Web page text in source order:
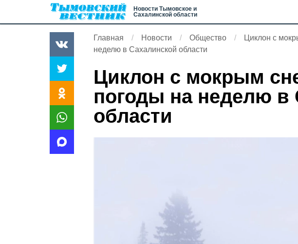
Новости Тымовское и
Сахалинской области
Главная Новости Общество
Циклон с
неделю в Сахалинской области
Циклон с мокрым
погоды на неделю в
области